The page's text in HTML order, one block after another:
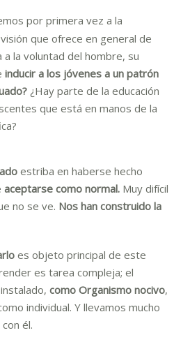
por primera vez a la
que ofrece en general de
la voluntad del hombre, su
inducir a los jóvenes a un patrón
¿Hay parte de la educación
que está en manos de la
estriba en haberse hecho
aceptarse como normal. Muy difícil
no se ve. Nos han construido la
es objeto principal de este
es tarea compleja; el
como Organismo nocivo,
individual. Y llevamos mucho
él.